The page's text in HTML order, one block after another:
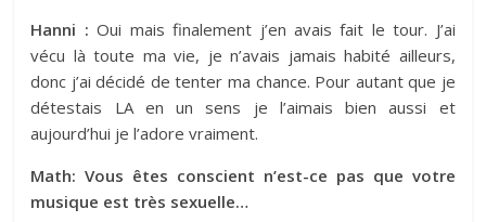
Hanni : Oui mais finalement j’en avais fait le tour. J’ai
vécu là toute ma vie, je n’avais jamais habité ailleurs,
donc j’ai décidé de tenter ma chance. Pour autant que je
détestais LA en un sens je l’aimais bien aussi et
aujourd’hui je l’adore vraiment.
Math: Vous êtes conscient n’est-ce pas que votre
musique est très sexuelle…